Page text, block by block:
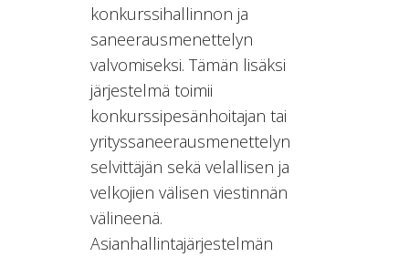
konkurssihallinnon ja
saneerausmenettelyn
valvomiseksi. Tämän lisäksi
järjestelmä toimii
konkurssipesänhoitajan tai
yrityssaneerausmenettelyn
selvittäjän sekä velallisen ja
velkojien välisen viestinnän
välineenä.
Asianhallintajärjestelmän